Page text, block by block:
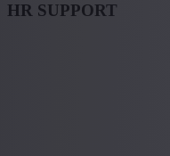
HR SUPPORT